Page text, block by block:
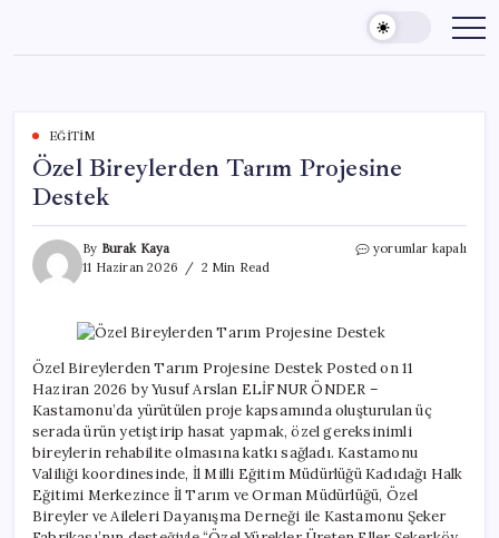
content
EĞITIM
Özel Bireylerden Tarım Projesine
Destek
By Burak Kaya
11 Haziran 2026
2 Min Read
Özel
Destek
için
yorumlar kapalı
Özel Bireylerden Tarım Projesine Destek Posted on 11
Haziran 2026 by Yusuf Arslan ELİFNUR ÖNDER –
Kastamonu’da yürütülen proje kapsamında oluşturulan üç
serada ürün yetiştirip hasat yapmak, özel gereksinimli
bireylerin rehabilite olmasına katkı sağladı. Kastamonu
Valiliği koordinesinde, İl Milli Eğitim Müdürlüğü Kadıdağı Halk
Eğitimi Merkezince İl Tarım ve Orman Müdürlüğü, Özel
Bireyler ve Aileleri Dayanışma Derneği ile Kastamonu Şeker